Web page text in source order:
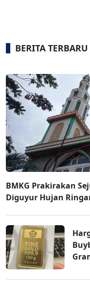
BERITA TERBARU
BMKG Prakirakan
Diguyur Hujan